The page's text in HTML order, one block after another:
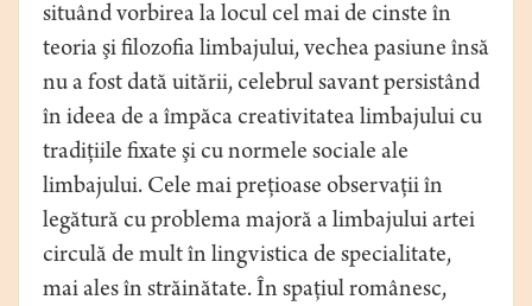
situând vorbirea la locul cel mai de cinste în
teoria şi filozofia limbajului, vechea pasiune însă
nu a fost dată uitării, celebrul savant persistând
în ideea de a împăca creativitatea limbajului cu
tradiţiile fixate şi cu normele sociale ale
limbajului. Cele mai preţioase observaţii în
legătură cu problema majoră a limbajului artei
circulă de mult în lingvistica de specialitate,
mai ales în străinătate. În spaţiul românesc,